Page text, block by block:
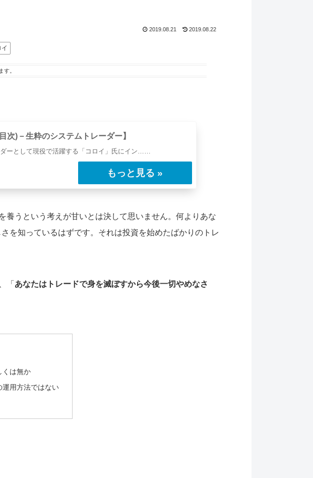
2019.08.21 2019.08.22
す。
次)－生粋のシステムトレーダー】
ーとして現役で活躍する「コロイ」氏にイン……
うという考えが甘いとは決して思いません。何よりあな
を知っているはずです。それは投資を始めたばかりのトレ
「 あなたはトレードで身を滅ぼすから今後一切やめなさ
くは無か
運用方法ではない